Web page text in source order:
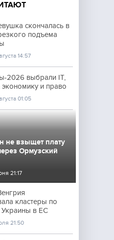
скончалась в
подъема
14:57
2026 выбрали IT,
экономику и право
01:05
не взыщет плату
Ормузский
21:17
кластеры по
Украины в ЕС
21:50